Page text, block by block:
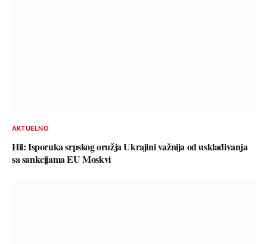
AKTUELNO
Hil: Isporuka srpskog oružja Ukrajini važnija od usklađivanja
sa sankcijama EU Moskvi